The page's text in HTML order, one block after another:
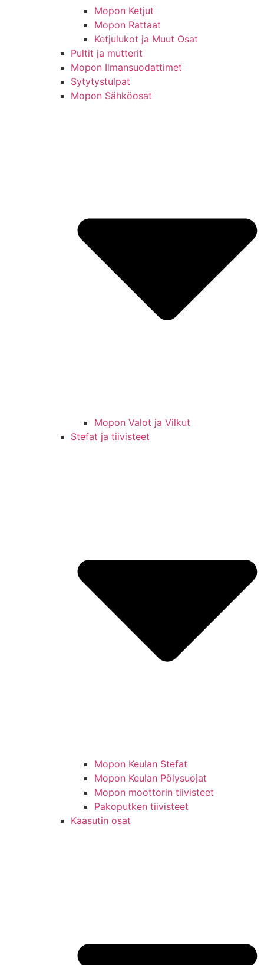
Mopon Ketjut
Mopon Rattaat
Ketjulukot ja Muut Osat
Pultit ja mutterit
Mopon Ilmansuodattimet
Sytytystulpat
Mopon Sähköosat
Mopon Valot ja Vilkut
Stefat ja tiivisteet
Mopon Keulan Stefat
Mopon Keulan Pölysuojat
Mopon moottorin tiivisteet
Pakoputken tiivisteet
Kaasutin osat